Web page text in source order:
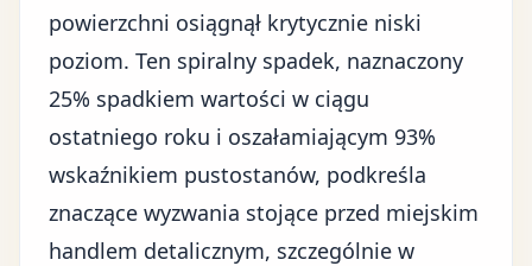
powierzchni osiągnął krytycznie niski
poziom. Ten spiralny spadek, naznaczony
25% spadkiem wartości w ciągu
ostatniego roku i oszałamiającym 93%
wskaźnikiem pustostanów, podkreśla
znaczące wyzwania stojące przed miejskim
handlem detalicznym, szczególnie w